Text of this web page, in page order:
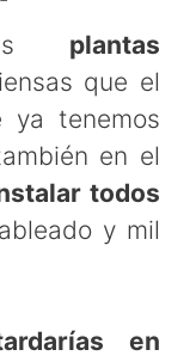
plantas
que el
ya tenemos
en el
todos
y mil
en